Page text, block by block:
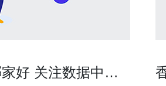
好 关注数据中心